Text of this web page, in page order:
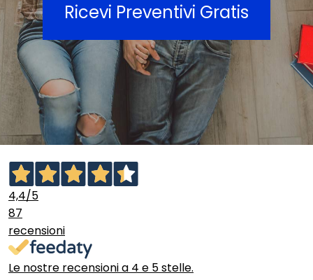
Ricevi Preventivi Gratis
4,4/5
87
recensioni
Le nostre recensioni a 4 e 5 stelle.